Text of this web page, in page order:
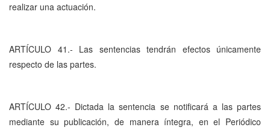
realizar una actuación.
ARTÍCULO 41.- Las sentencias tendrán efectos únicamente
respecto de las partes.
ARTÍCULO 42.- Dictada la sentencia se notificará a las partes
mediante su publicación, de manera íntegra, en el Periódico